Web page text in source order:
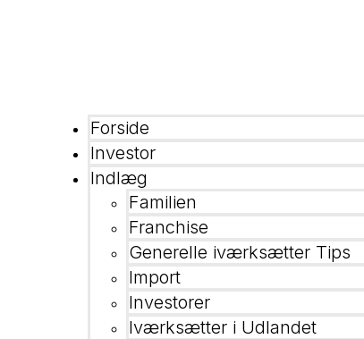
Forside
Investor
Indlæg
Familien
Franchise
Generelle iværksætter Tips
Import
Investorer
Iværksætter i Udlandet